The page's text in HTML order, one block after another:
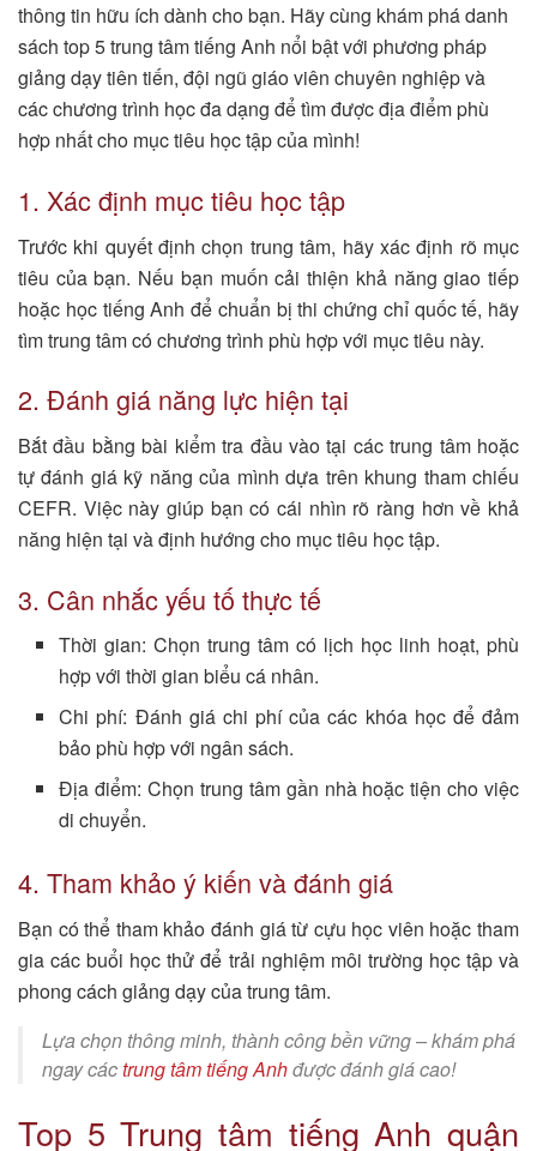
thông tin hữu ích dành cho bạn. Hãy cùng khám phá danh
sách top 5 trung tâm tiếng Anh nổi bật với phương pháp
giảng dạy tiên tiến, đội ngũ giáo viên chuyên nghiệp và
các chương trình học đa dạng để tìm được địa điểm phù
hợp nhất cho mục tiêu học tập của mình!
1. Xác định mục tiêu học tập
Trước khi quyết định chọn trung tâm, hãy xác định rõ mục
tiêu của bạn. Nếu bạn muốn cải thiện khả năng giao tiếp
hoặc học tiếng Anh để chuẩn bị thi chứng chỉ quốc tế, hãy
tìm trung tâm có chương trình phù hợp với mục tiêu này.
2. Đánh giá năng lực hiện tại
Bắt đầu bằng bài kiểm tra đầu vào tại các trung tâm hoặc
tự đánh giá kỹ năng của mình dựa trên khung tham chiếu
CEFR. Việc này giúp bạn có cái nhìn rõ ràng hơn về khả
năng hiện tại và định hướng cho mục tiêu học tập.
3. Cân nhắc yếu tố thực tế
Thời gian: Chọn trung tâm có lịch học linh hoạt, phù
hợp với thời gian biểu cá nhân.
Chi phí: Đánh giá chi phí của các khóa học để đảm
bảo phù hợp với ngân sách.
Địa điểm: Chọn trung tâm gần nhà hoặc tiện cho việc
di chuyển.
4. Tham khảo ý kiến và đánh giá
Bạn có thể tham khảo đánh giá từ cựu học viên hoặc tham
gia các buổi học thử để trải nghiệm môi trường học tập và
phong cách giảng dạy của trung tâm.
Lựa chọn thông minh, thành công bền vững – khám phá
ngay cáctrung tâm tiếng Anhđược đánh giá cao!
Top 5 Trung tâm tiếng Anh quận